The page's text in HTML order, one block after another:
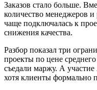
Заказов стало больше.
количество менеджеров
чаще подключалась к
снижения качества.
Разбор показал три
проекты по цене
съедали маржу. А
хотя клиенты формально